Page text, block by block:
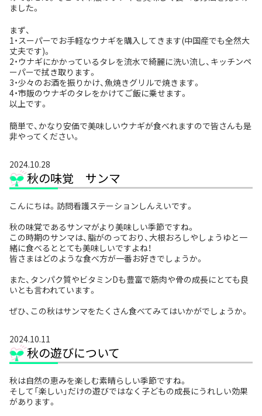
ました。
まず、
1・スーパーでお手軽なウナギを購入してきます(中国産でも全然大
丈夫です)。
2・ウナギにかかっているタレを流水で綺麗に洗い流し、キッチンペ
ーパーで拭き取ります。
3・少々のお酒を振りかけ、魚焼きグリルで焼きます。
4・市販のウナギのタレをかけてご飯に乗せます。
以上です。
簡単で、かなり安価で美味しいウナギが食べれますので皆さんも是
非やってください。
2024.10.28
秋の味覚 サンマ
こんにちは。訪問看護ステーションしんえいです。
秋の味覚であるサンマがより美味しい季節ですね。
この時期のサンマは、脂がのっており、大根おろしやしょうゆと一
緒に食べるととても美味しいですよね！
皆さまはどのような食べ方が一番お好きでしょうか。
また、タンパク質やビタミンDも豊富で筋肉や骨の成長にとても良
いとも言われています。
ぜひ、この秋はサンマをたくさん食べてみてはいかがでしょうか。
2024.10.11
秋の遊びについて
秋は自然の恵みを楽しむ素晴らしい季節ですね。
そして「楽しい」だけの遊びではなく子どもの成長にうれしい効果
があります。